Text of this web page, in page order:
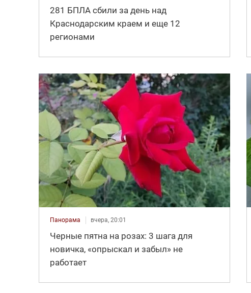
281 БПЛА сбили за день над
Краснодарским краем и еще 12
регионами
Панорама вчера, 20:01
Черные пятна на розах: 3 шага для
новичка, «опрыскал и забыл» не
работает